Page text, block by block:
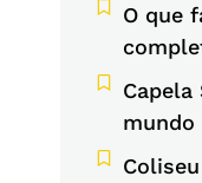
O que
mundo